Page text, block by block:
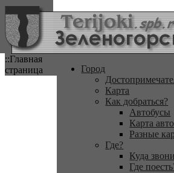
::Главная
страница
Город
Карта
Как добраться?
Автобусы
Карта
Разные
Где?
Куда
Где